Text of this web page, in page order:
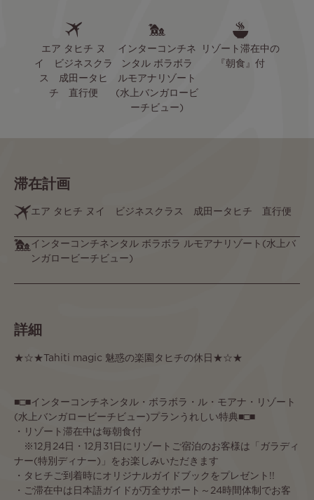
エア タヒチ ヌ
イ ビジネスクラ
ス 成田ータヒ
チ 直行便
インターコンチネ
ンタル ボラボラ
ルモアナリゾート
(水上バンガロービ
ーチビュー)
リゾート滞在中の
『朝食』付
滞在計画
エア タヒチ ヌイ ビジネスクラス 成田ータヒチ 直行便
インターコンチネンタル ボラボラ ルモアナリゾート(水上バ
ンガロービーチビュー)
詳細
★☆★Tahiti magic 魅惑の楽園タヒチの休日★☆★
■□■インターコンチネンタル・ボラボラ・ル・モアナ・リゾート
(水上バンガロービーチビュー)プランうれしい特典■□■
・リゾート滞在中は毎朝食付
※12月24日・12月31日にリゾートご宿泊のお客様は「ガラディ
ナー(特別ディナー)」をお楽しみいただきます
・タヒチご到着時にオリジナルガイドブックをプレゼント!!
・ご滞在中は日本語ガイドが万全サポート～24時間体制でお客